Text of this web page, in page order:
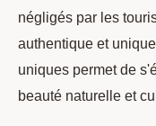
négligés par les
authentique et
uniques permet de
beauté naturelle et